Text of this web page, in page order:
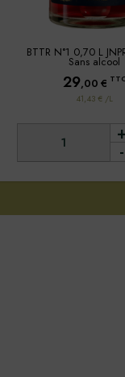
BTTR N°1 0,70 L
Sans alcool
29,00 €
41,43 € /L
-